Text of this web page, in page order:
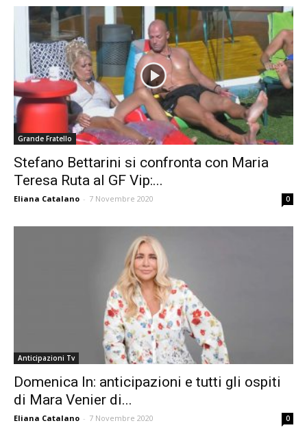
Grande Fratello
Stefano Bettarini si confronta con Maria
Teresa Ruta al GF Vip:...
Eliana Catalano - 7 Novembre 2020 0
Anticipazioni Tv
Domenica In: anticipazioni e tutti gli ospiti
di Mara Venier di...
Eliana Catalano - 7 Novembre 2020 0